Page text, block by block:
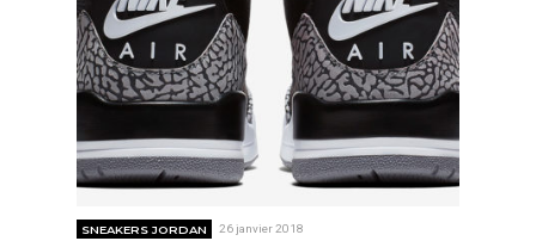
SNEAKERS JORDAN 26 janvier 2018